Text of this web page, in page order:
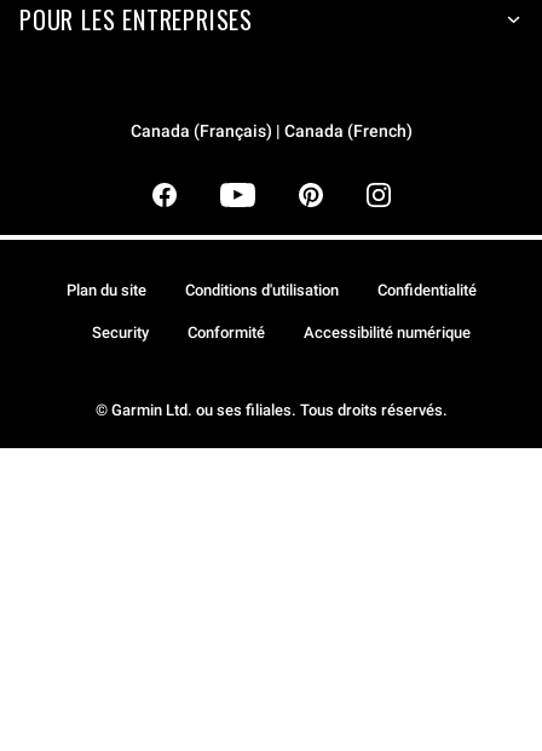
POUR LES ENTREPRISES
Canada (Français) | Canada (French)
© Garmin Ltd. ou ses filiales. Tous droits réservés.
Plan du site Conditions d'utilisation Confidentialité
Security Conformité Accessibilité numérique